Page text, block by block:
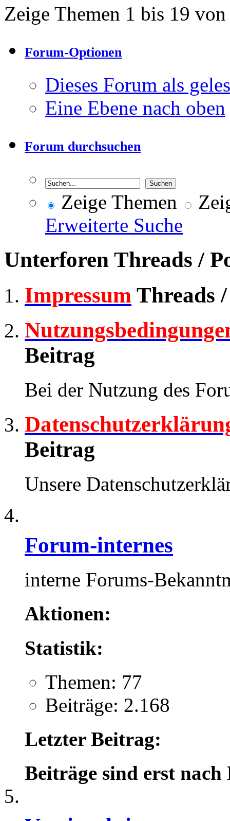
Zeige Themen 1 bis 19
Forum-Optionen
Dieses Forum als
Eine Ebene nach oben
Forum durchsuchen
Zeige Themen
Erweiterte Suche
Unterforen Threads /
Impressum Threads
Beitrag
Bei der Nutzung des
Beitrag
Unsere
Forum-internes
interne Forums-
Aktionen:
Statistik:
Themen: 77
Beiträge: 2.168
Letzter Beitrag:
Beiträge sind erst